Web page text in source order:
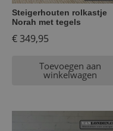
Steigerhouten rolkastje
Norah met tegels
€349,95
Toevoegen aan
winkelwagen